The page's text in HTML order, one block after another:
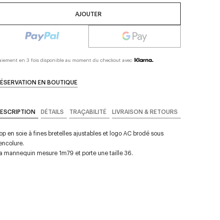
AJOUTER
en 3 fois disponible au moment du checkout avec
EN BOUTIQUE
DÉTAILS TRAÇABILITÉ LIVRAISON & RETOURS
en soie à fines bretelles ajustables et logo AC brodé sous
mannequin mesure 1m79 et porte une taille 36.